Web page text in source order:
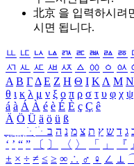
北京 을 입력하시려
시면 됩니다.
ㅥ ㅦ ㅧ ㅨ ㅩ ㅪ ㅫ ㅬ ㅭ
ㅺ ㅻ ㅼ ㅽ ㅾ ㅿ ㆀ ㆁ ㆂ
Α Β ΓΔ Ε Ζ Η Θ Ι ΚΛ Μ Ν
θ ι κ λ μ ν ξ ο π ρ σ τ υ φ χ ψ
á à Á À é è É È ç Ç ê
Ä Ö Ü ä ö ü ß
ִֶֹ ֻּ ׁׂ ג ד ש ץ ת צ מ נ ה ב
‘ ’ “ ” 〔 〕 〈 〉 「 」 『
± × ÷ ≠ ≤ ≥ ∞ ∴ ♂ ♀ ∠ ⊥